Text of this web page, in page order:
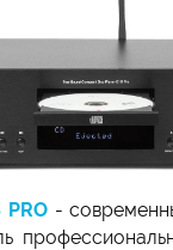
PRO-